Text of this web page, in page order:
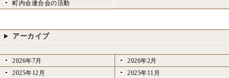
町内会連合会の活動
アーカイブ
2026年7月
2026年2月
2025年12月
2025年11月